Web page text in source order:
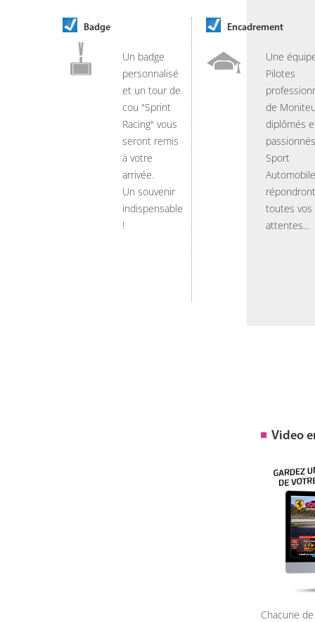
Badge
Un badge
personnalisé
et un tour de
cou "Sprint
Racing" vous
seront remis
à votre
arrivée.
Un souvenir
indispensable
!
Encadrement
Une
Pilotes
de
diplômés
Sport
Automobile
toutes vos
attentes...
Video
Chacune